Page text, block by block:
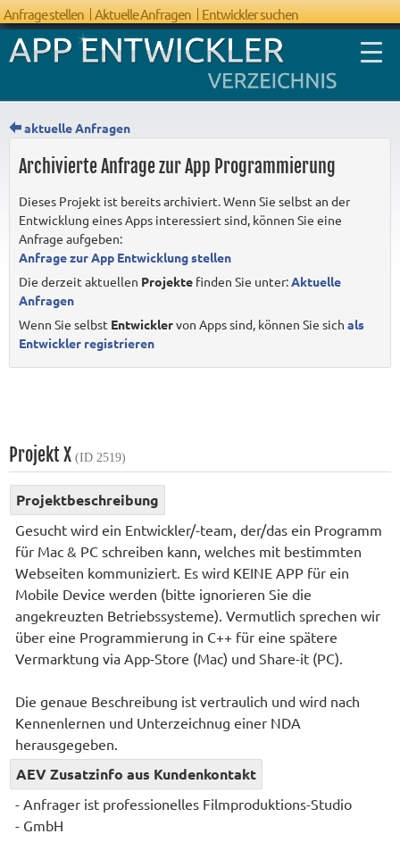
Anfrage stellen Aktuelle Anfragen Entwickler suchen
aktuelle Anfragen
Archivierte Anfrage zur App Programmierung
Dieses Projekt ist bereits archiviert. Wenn Sie selbst an der
Entwicklung eines Apps interessiert sind, können Sie eine
Anfrage aufgeben:
Anfrage zur App Entwicklung stellen
Die derzeit aktuellen Projekte finden Sie unter:Aktuelle
Anfragen
Wenn Sie selbst Entwicklervon Apps sind, können Sie sich als
Entwickler registrieren
Projekt X (ID 2519)
Projektbeschreibung
Gesucht wird ein Entwickler/-team, der/das ein Programm
für Mac & PC schreiben kann, welches mit bestimmten
Webseiten kommuniziert. Es wird KEINE APP für ein
Mobile Device werden (bitte ignorieren Sie die
angekreuzten Betriebssysteme). Vermutlich sprechen wir
über eine Programmierung in C++ für eine spätere
Vermarktung via App-Store (Mac) und Share-it (PC).
Die genaue Beschreibung ist vertraulich und wird nach
Kennenlernen und Unterzeichnug einer NDA
herausgegeben.
AEV Zusatzinfo aus Kundenkontakt
- Anfrager ist professionelles Filmproduktions-Studio
- GmbH